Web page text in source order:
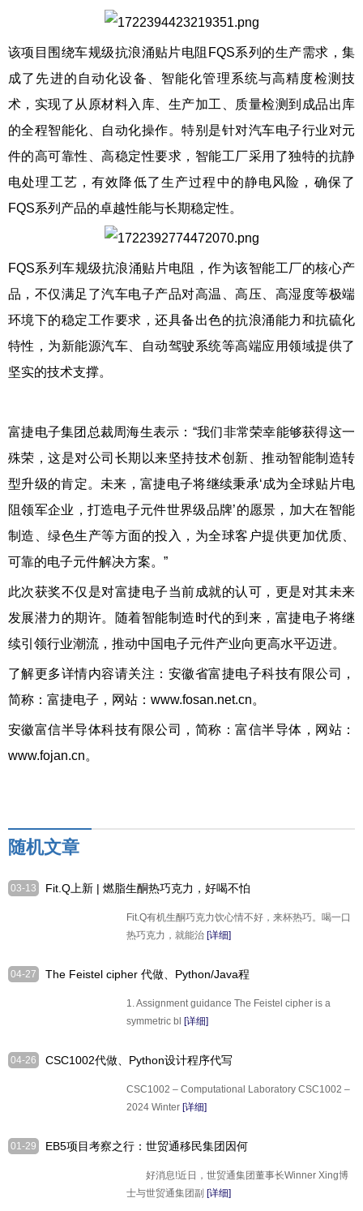
该项目围绕车规级抗浪涌贴片电阻FQS系列的生产需求，集
成了先进的自动化设备、智能化管理系统与高精度检测技
术，实现了从原材料入库、生产加工、质量检测到成品出库
的全程智能化、自动化操作。特别是针对汽车电子行业对元
件的高可靠性、高稳定性要求，智能工厂采用了独特的抗静
电处理工艺，有效降低了生产过程中的静电风险，确保了
FQS系列产品的卓越性能与长期稳定性。
FQS系列车规级抗浪涌贴片电阻，作为该智能工厂的核心产
品，不仅满足了汽车电子产品对高温、高压、高湿度等极端
环境下的稳定工作要求，还具备出色的抗浪涌能力和抗硫化
特性，为新能源汽车、自动驾驶系统等高端应用领域提供了
坚实的技术支撑。
富捷电子集团总裁周海生表示：“我们非常荣幸能够获得这一
殊荣，这是对公司长期以来坚持技术创新、推动智能制造转
型升级的肯定。未来，富捷电子将继续秉承‘成为全球贴片电
阻领军企业，打造电子元件世界级品牌’的愿景，加大在智能
制造、绿色生产等方面的投入，为全球客户提供更加优质、
可靠的电子元件解决方案。”
此次获奖不仅是对富捷电子当前成就的认可，更是对其未来
发展潜力的期许。随着智能制造时代的到来，富捷电子将继
续引领行业潮流，推动中国电子元件产业向更高水平迈进。
了解更多详情内容请关注：安徽省富捷电子科技有限公司，
简称：富捷电子，网站：www.fosan.net.cn。
安徽富信半导体科技有限公司，简称：富信半导体，网站：
www.fojan.cn。
随机文章
03-13
Fit.Q上新 | 燃脂生酮热巧克力，好喝不怕
Fit.Q有机生酮巧克力饮心情不好，来杯热巧。喝一口
热巧克力，就能治 [详细]
04-27
The Feistel cipher 代做、Python/Java程
1. Assignment guidance The Feistel cipher is a
symmetric bl
[详细]
04-26 CSC1002代做、Python设计程序代写
CSC1002 – Computational Laboratory CSC1002 –
2024 Winter [详细]
01-29
EB5项目考察之行：世贸通移民集团因何
好消息!近日，世贸通集团董事长Winner Xing博
士与世贸通集团副 [详细]